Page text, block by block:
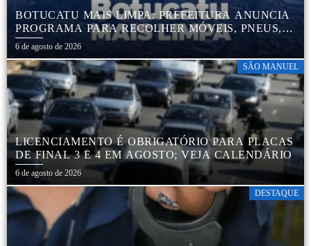
BOTUCATU MAIS LIMPA: PREFEITURA ANUNCIA
PROGRAMA PARA RECOLHER MÓVEIS, PNEUS,
COLCHÕES E OUTROS MATERIAIS SEM USO
6 de agosto de 2026
SÃO MANUEL
LICENCIAMENTO É OBRIGATÓRIO PARA PLACAS
DE FINAL 3 E 4 EM AGOSTO; VEJA CALENDÁRIO
6 de agosto de 2026
DESTAQUE